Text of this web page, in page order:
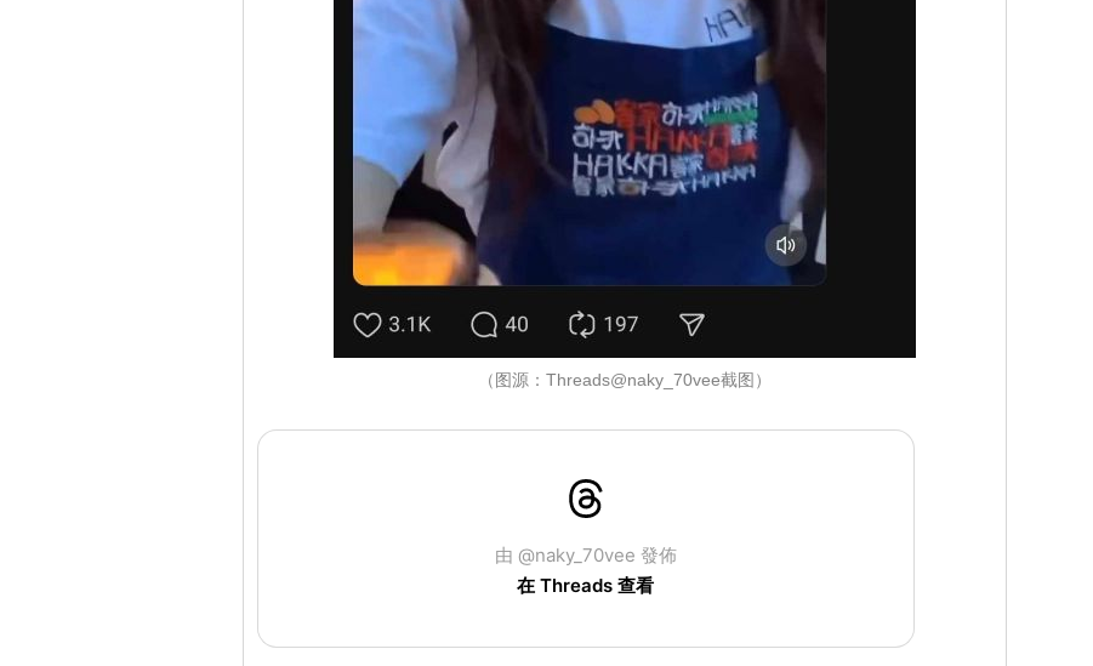
（图源：Threads@naky_70vee截图）
由 @naky_70vee 發佈
在 Threads 查看